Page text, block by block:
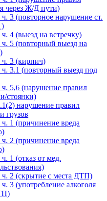
через Ж/Д пути)
3 (повторное нарушение ст.
4 (выезд на встречку)
ч. 5 (повторный выезд на
ч. 3 (кирпич)
ч. 3.1 (повторный выезд под
ч. 5,6 (нарушение правил
стоянки)
нарушение правил
грузов
1 (причинение вреда
2 (причинение вреда
1 (отказ от мед.
ч. 2 (скрытие с места ДТП)
3 (употребление алкоголя